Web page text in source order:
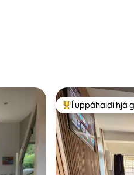
Í mestu uppáhaldi
Í uppáhaldi hjá